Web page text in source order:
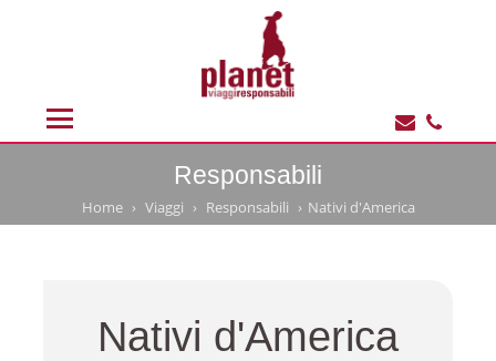
Responsabili
Home Viaggi Responsabili Nativi d'America
Nativi d'America